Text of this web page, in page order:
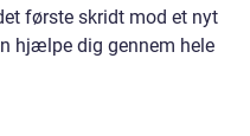
første skridt mod et nyt
hjælpe dig gennem hele